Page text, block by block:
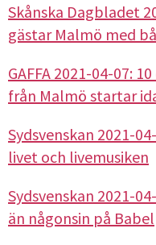
Skånska Dagbladet
gästar Malmö med
GAFFA 2021-04-07:
från Malmö startar
Sydsvenskan 2021-
livet och livemusiken
Sydsvenskan 2021-
än någonsin på Babel